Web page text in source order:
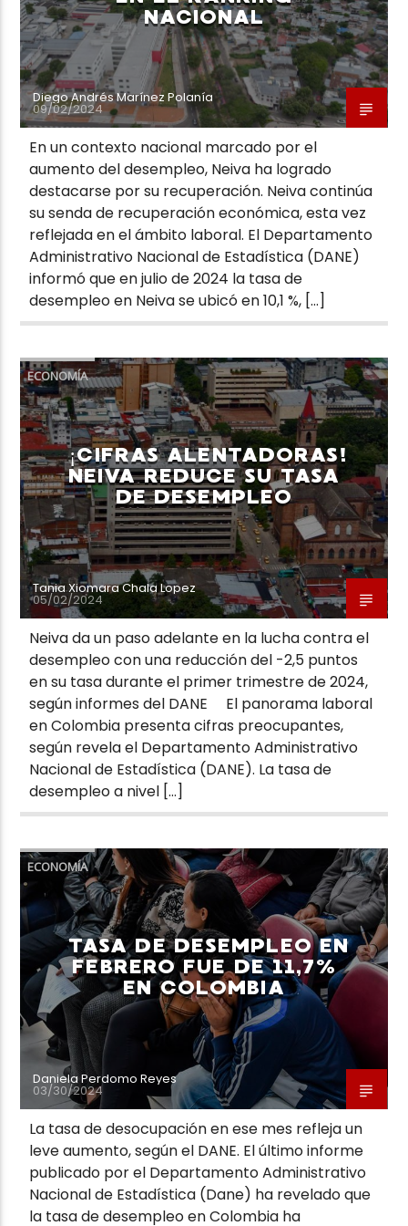
NACIONAL
Diego Andrés Marínez Polanía
09/02/2024
En un contexto nacional marcado por el
aumento del desempleo, Neiva ha logrado
destacarse por su recuperación. Neiva continúa
su senda de recuperación económica, esta vez
reflejada en el ámbito laboral. El Departamento
Administrativo Nacional de Estadística (DANE)
informó que en julio de 2024 la tasa de
desempleo en Neiva se ubicó en 10,1 %, […]
ECONOMÍA
¡CIFRAS ALENTADORAS!
NEIVA REDUCE SU TASA
DE DESEMPLEO
Tania Xiomara Chala Lopez
05/02/2024
Neiva da un paso adelante en la lucha contra el
desempleo con una reducción del -2,5 puntos
en su tasa durante el primer trimestre de 2024,
según informes del DANE El panorama laboral
en Colombia presenta cifras preocupantes,
según revela el Departamento Administrativo
Nacional de Estadística (DANE). La tasa de
desempleo a nivel […]
ECONOMÍA
TASA DE DESEMPLEO EN
FEBRERO FUE DE 11,7%
EN COLOMBIA
Daniela Perdomo Reyes
03/30/2024
La tasa de desocupación en ese mes refleja un
leve aumento, según el DANE. El último informe
publicado por el Departamento Administrativo
Nacional de Estadística (Dane) ha revelado que
la tasa de desempleo en Colombia ha